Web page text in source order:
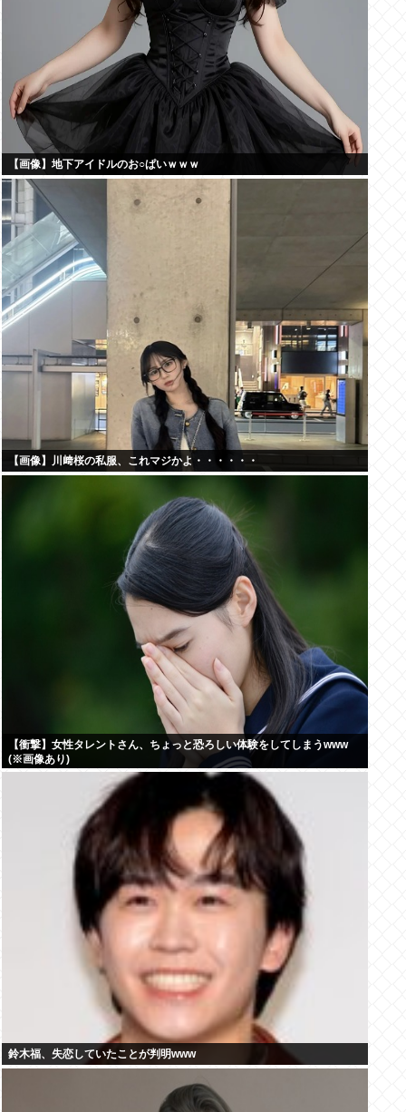
【画像】地下アイドルのお○ぱいｗｗｗ
【画像】川﨑桜の私服、これマジかよ・・・・・・
【衝撃】女性タレントさん、ちょっと恐ろしい体験をしてしまうwww
(※画像あり)
鈴木福、失恋していたことが判明www